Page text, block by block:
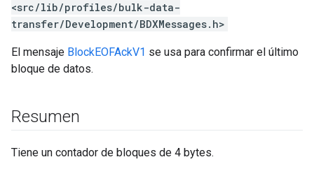
<src/lib/profiles/bulk-data-
transfer/Development/BDXMessages.h>
El mensaje BlockEOFAckV1 se usa para confirmar el último
bloque de datos.
Resumen
Tiene un contador de bloques de 4 bytes.